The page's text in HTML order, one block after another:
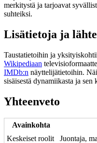
merkitystä ja tarjoavat
suhteiksi.
Lisätietoja ja
Taustatietoihin ja
Wikipediaan
IMDb:n näyttelijätietoihin.
sisäisestä dynamiikasta ja
Yhteenveto
Avainkohta
Keskeiset roolit
Juontaja,